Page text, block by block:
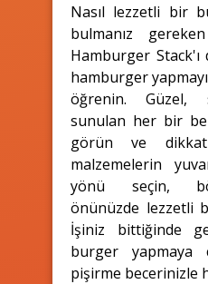
Nasıl lezzetli bir
bulmanız
Hamburger Stack'ı
hamburger
öğrenin. Güzel,
sunulan her bir
görün ve
malzemelerin
yönü seçin,
önünüzde lezzetli
İşiniz bittiğinde
burger yapmaya
pişirme becerinizle